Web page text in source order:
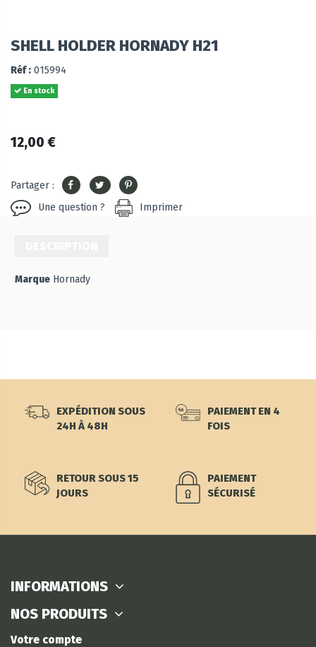
SHELL HOLDER HORNADY H21
Réf : 015994
En stock
12,00 €
Partager :
Une question ?
Imprimer
Marque Hornady
EXPÉDITION SOUS
24H À 48H
PAIEMENT EN 4
FOIS
RETOUR SOUS 15
JOURS
PAIEMENT
SÉCURISÉ
INFORMATIONS
NOS PRODUITS
Votre compte